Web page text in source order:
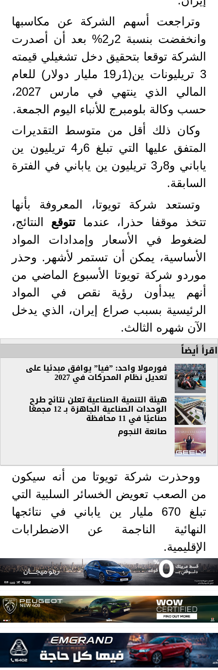
وتراجعت أسهم الشركة عن مكاسبها
وانخفضت بنسبة 2ر2% بعد أن أصدرت
الشركة توقعا بتحقيق دخل تشغيلي قيمته
3 تريليونات ين(1ر19 مليار دولار) للعام
المالي الذي ينتهي في مارس 2027،
حسب وكالة بلومبرج للأنباء اليوم الجمعة.
وكان ذلك أقل من متوسط التقديرات
المتفق عليها التي تبلغ 6ر4 تريليون ين
ياباني و8ر3 تريليون ين ياباني في الفترة
السابقة.
وتستعد شركة تويوتا، المعروفة بأنها
تتخذ موقفا حذرا، عندما تتوقع النتائج،
لضغوط في الأسعار وإمدادات المواد
الأساسية، يمكن أن تستمر لأشهر. وحذر
موردو شركة تويوتا الأسبوع الماضي من
أنهم يبدأون رؤية نقص في المواد
الرئيسية بسبب صراع إيران، الذي يدخل
الآن شهره الثالث.
اقرأ أيضاً
فورمولا واحد: ”فيا” يوافق مبدئيا على
تعديل نظام المحركات في 2027
هيئة التنمية الصناعية تعلن نتائج طرح
الوحدات الصناعية الجاهزة بـ 12 مجمعًا
صناعيًا في 11 محافظة
صانعة النجوم
ووحذرت شركة تويوتا من أنه سيكون
من الصعب تعويض الخسائر السلبية التي
تبلغ 670 مليار ين ياباني في نتائجها
النهائية الناجمة عن الاضطرابات
الإقليمية.